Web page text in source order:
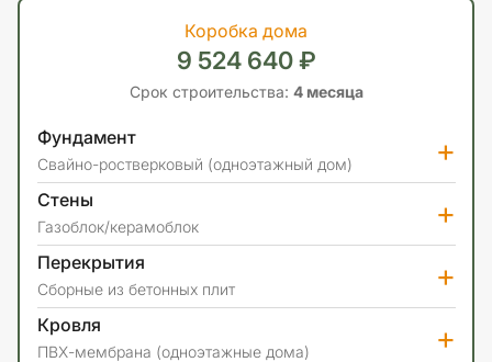
Коробка дома
9 524 640 ₽
Срок строительства: 4 месяца
Фундамент
Свайно-ростверковый (одноэтажный дом) +
Стены
Газоблок/керамоблок +
Перекрытия
Сборные из бетонных плит +
Кровля
ПВХ-мембрана (одноэтажные дома) +